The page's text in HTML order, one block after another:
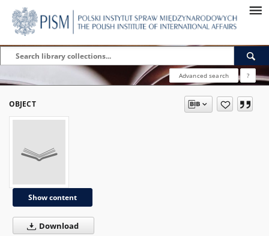
Advanced search ?
OBJECT
Show content
Download